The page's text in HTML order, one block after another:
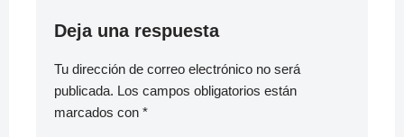
Deja una respuesta
Tu dirección de correo electrónico no será
publicada. Los campos obligatorios están
marcados con *